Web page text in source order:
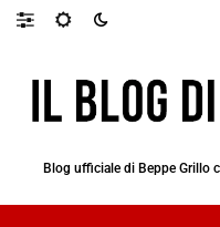
Blog ufficiale di Beppe Grillo